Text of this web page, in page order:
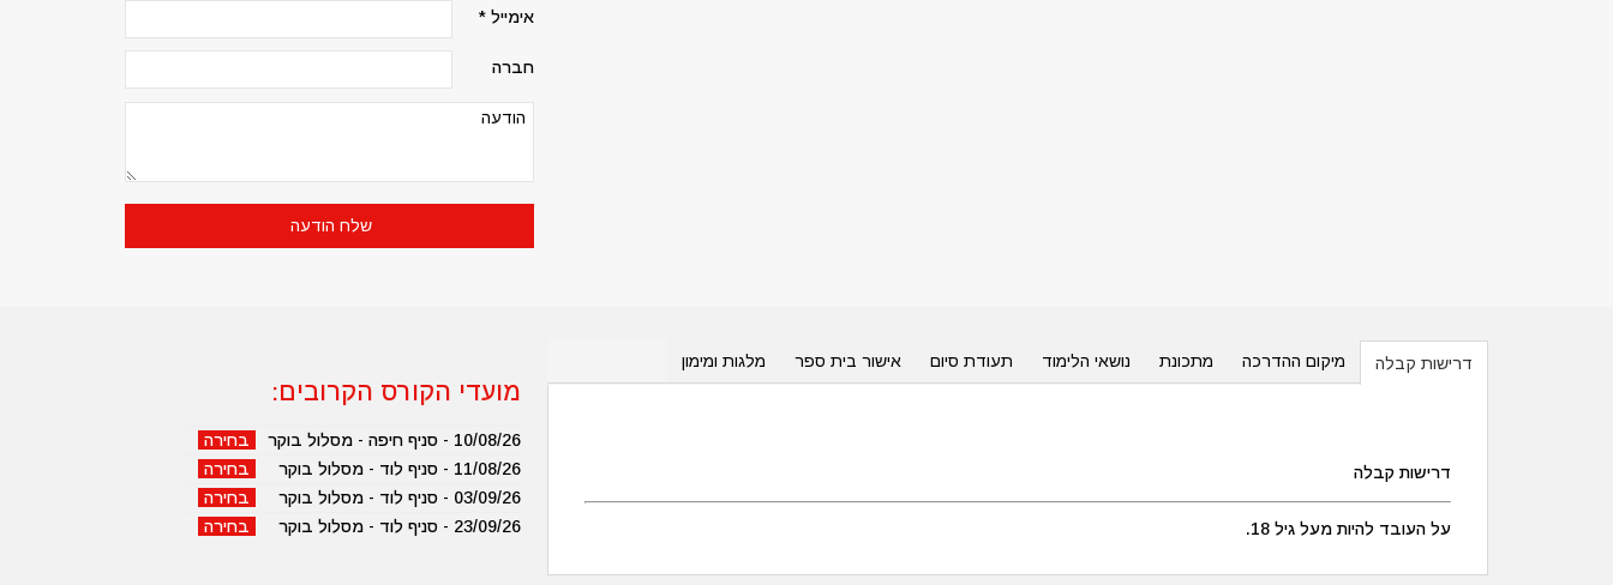
אימייל *
חברה
דרישות קבלה מיקום ההדרכה מתכונת נושאי הלימוד תעודת סיום אישור בית ספר מלגות ומימון
דרישות קבלה
על העובד להיות מעל גיל 18.
מועדי הקורס הקרובים:
10/08/26 - סניף חיפה - מסלול בוקר
בחירה
11/08/26 - סניף לוד - מסלול בוקר
בחירה
03/09/26 - סניף לוד - מסלול בוקר
בחירה
23/09/26 - סניף לוד - מסלול בוקר
בחירה